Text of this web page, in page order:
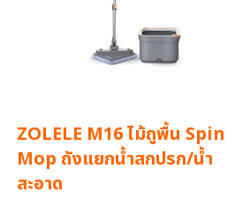
ZOLELE M16 ไม้ถูพื้น Spin
Mop ถังแยกน้ำสกปรก/น้ำ
สะอาด